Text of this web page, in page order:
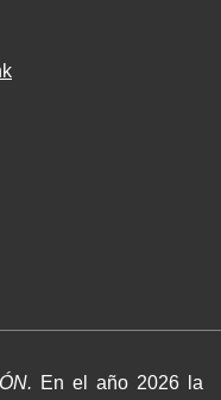
En el año 2026 la